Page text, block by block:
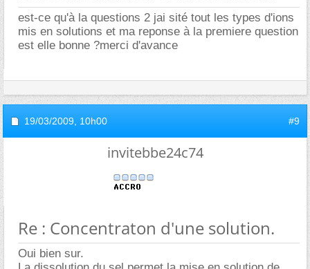
est-ce qu'à la questions 2 jai sité tout les types d'ions
mis en solutions et ma reponse à la premiere question
est elle bonne ?merci d'avance
19/03/2009, 10h00 #9
invitebbe24c74
Re : Concentraton d'une solution.
Oui bien sur.